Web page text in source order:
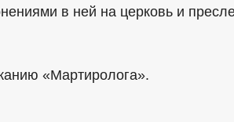
в ней на церковь и
«Мартиролога».